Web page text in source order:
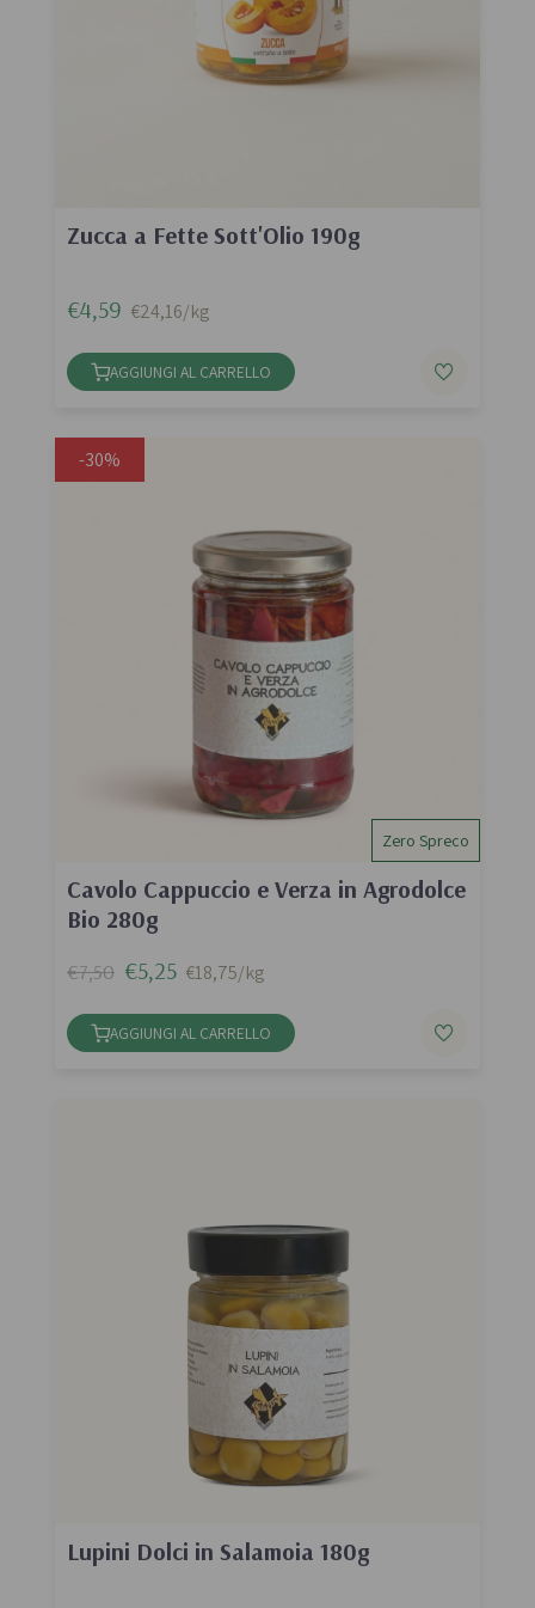
Zucca a Fette Sott'Olio 190g
€4,59 €24,16/kg
AGGIUNGI AL CARRELLO
Zero Spreco
Cavolo Cappuccio e Verza in Agrodolce
Bio 280g
-30%
€7,50 €5,25 €18,75/kg
AGGIUNGI AL CARRELLO
Lupini Dolci in Salamoia 180g